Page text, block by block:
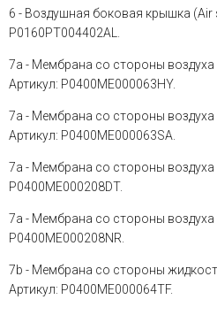
6 - Воздушная боковая крышка (Air
P0160PT004402AL.
7a - Мембрана со стороны воздуха
Артикул: P0400ME000063HY.
7a - Мембрана со стороны воздуха
Артикул: P0400ME000063SA.
7a - Мембрана со стороны воздуха
P0400ME000208DT.
7a - Мембрана со стороны воздуха
P0400ME000208NR.
7b - Мембрана со стороны
Артикул: P0400ME000064TF.